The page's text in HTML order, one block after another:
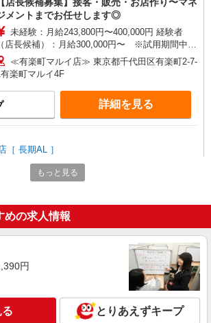
メントまでお任せします◎
未経験：月給243,800円〜400,000円 経験者
（店長候補）：月給300,000円〜 ※試用期間中は
円〜 ★固定残業手当：30,800円（月給に
経験・能力考慮 ※固定残業時間は1ヶ月
あたり20時間、超過時は追加で残業手当支給 ※月
円まで交通費支給 ※試用期間（2〜3ヶ月）も
】固定残業手当／資格手当／店舗職
手当／住宅手当（実家外かつ賃貸の場合のみ別
の種類はエリアにより異なります。詳細は面接
にお尋ねください。
≪有楽町マルイ店≫ 東京都千代田区有楽町2-7-
楽町マルイ4F
詳細を見る
長期AL ］
カジュアル衣料販売スタッフ 長期アルバイ
ユニクロ 市ケ谷駅店 （東京都千代田区五番
1番地 JR市ヶ谷駅構内1F）
詳細を見る
バシAkiba店
の革靴の販売・接客スタッフ
もっと見る
めの求人情報
円
とりあえずキープ